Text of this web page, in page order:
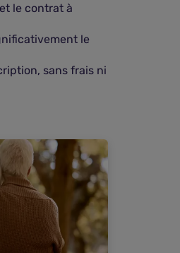
le contrat à
le
sans frais ni